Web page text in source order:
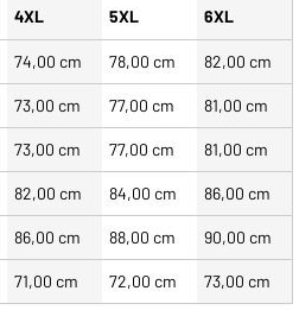
4XL 5XL 6XL
74,00 cm 78,00 cm 82,00 cm
73,00 cm 77,00 cm 81,00 cm
73,00 cm 77,00 cm 81,00 cm
82,00 cm 84,00 cm 86,00 cm
86,00 cm 88,00 cm 90,00 cm
71,00 cm 72,00 cm 73,00 cm